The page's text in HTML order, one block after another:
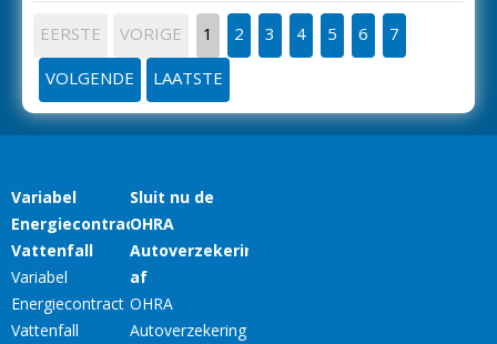
EERSTE VORIGE 1 2 3 4 5 6
7
VOLGENDE
LAATSTE